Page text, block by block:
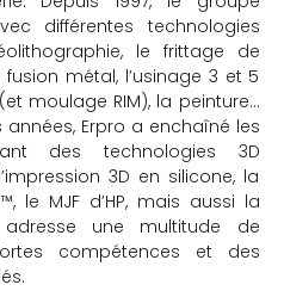
différentes technologies
le frittage de
métal, l’usinage 3 et 5
moulage RIM), la peinture…
Erpro a enchaîné les
des technologies 3D
3D en silicone, la
le MJF d’HP, mais aussi la
adresse une multitude de
compétences et des